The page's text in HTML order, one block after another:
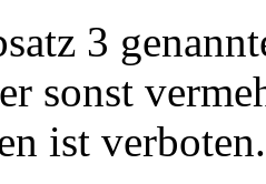
3
sonst
ist verboten.